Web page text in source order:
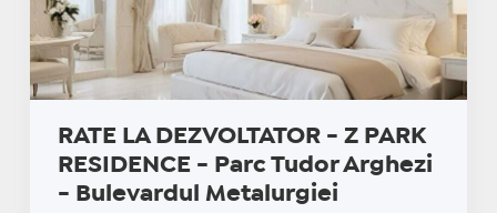
RATE LA DEZVOLTATOR - Z PARK
RESIDENCE - Parc Tudor Arghezi
- Bulevardul Metalurgiei